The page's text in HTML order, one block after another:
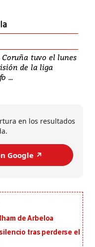
Coruña tuvo el lunes
de la liga
...
en los resultados
Google ↗️
de Arbeloa
tras perderse el